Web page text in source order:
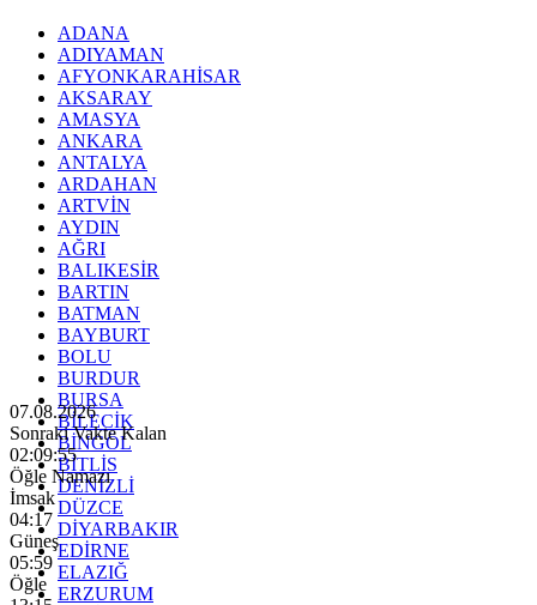
ADANA
ADIYAMAN
AFYONKARAHİSAR
AKSARAY
AMASYA
ANKARA
ANTALYA
ARDAHAN
ARTVİN
AYDIN
AĞRI
BALIKESİR
BARTIN
BATMAN
BAYBURT
BOLU
BURDUR
BURSA
BİLECİK
BİNGÖL
BİTLİS
DENİZLİ
DÜZCE
DİYARBAKIR
EDİRNE
ELAZIĞ
ERZURUM
07.08.2026
Sonraki Vakte Kalan
02:09:53
Öğle Namazı
İmsak
04:17
Güneş
05:59
Öğle